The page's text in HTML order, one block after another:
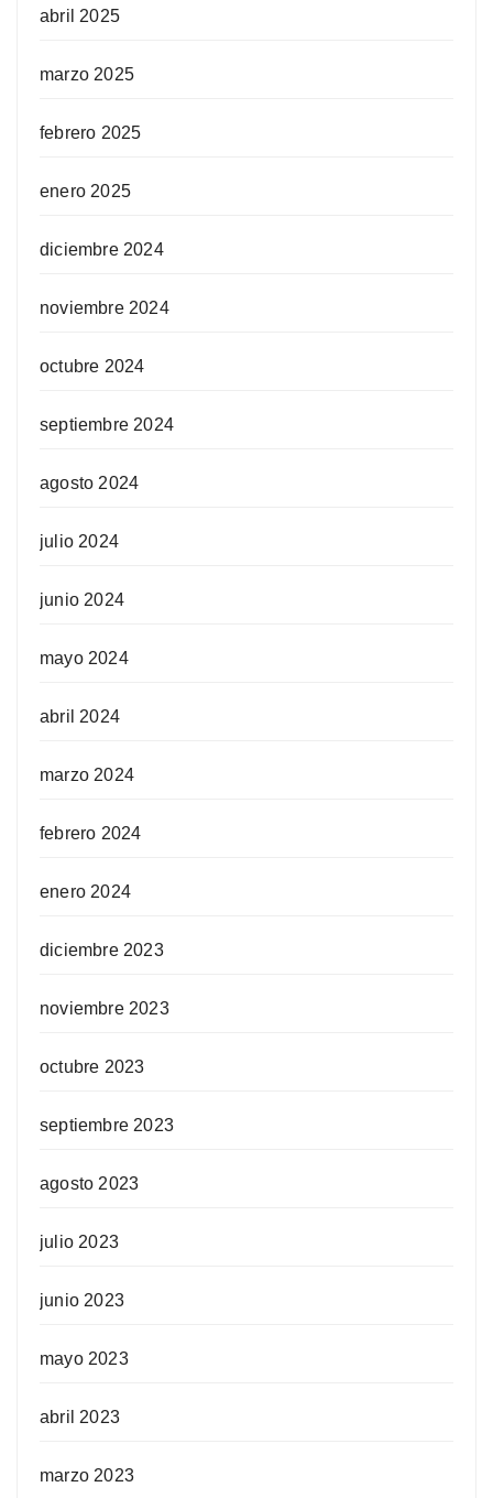
abril 2025
marzo 2025
febrero 2025
enero 2025
diciembre 2024
noviembre 2024
octubre 2024
septiembre 2024
agosto 2024
julio 2024
junio 2024
mayo 2024
abril 2024
marzo 2024
febrero 2024
enero 2024
diciembre 2023
noviembre 2023
octubre 2023
septiembre 2023
agosto 2023
julio 2023
junio 2023
mayo 2023
abril 2023
marzo 2023